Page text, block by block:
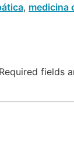
, medicina
Required fields